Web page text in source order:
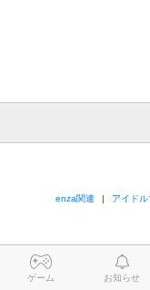
enza関連 アイド
ゲーム お知らせ